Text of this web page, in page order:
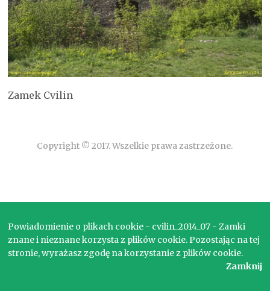
Zamek Cvilin
Copyright © 2017. Wszelkie prawa zastrzeżone.
Powiadomienie o plikach cookie - cvilin_2014_07 - Zamki
znane i nieznane korzysta z plików cookie. Pozostając na tej
stronie, wyrażasz zgodę na korzystanie z plików cookie.
Zamknij